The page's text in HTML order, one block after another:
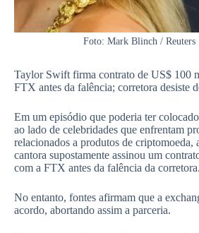
Foto: Mark Blinch / Reuters
Taylor Swift firma contrato de US$ 100
FTX antes da falência; corretora desiste
Em um episódio que poderia ter
ao lado de celebridades que enfrentam
relacionados a produtos de criptomoeda,
cantora supostamente assinou um
com a FTX antes da falência da corretora.
No entanto, fontes afirmam que a
acordo, abortando assim a parceria.